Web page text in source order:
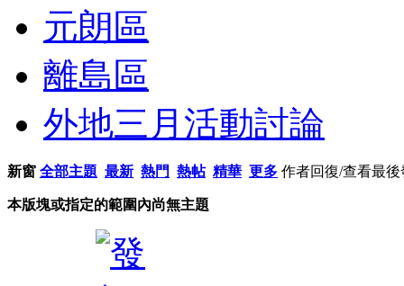
元朗區
離島區
外地三月活動討論
新窗 全部主題 最新 熱門 熱帖 精華 更多 作者回復/查看最後
本版塊或指定的範圍內尚無主題